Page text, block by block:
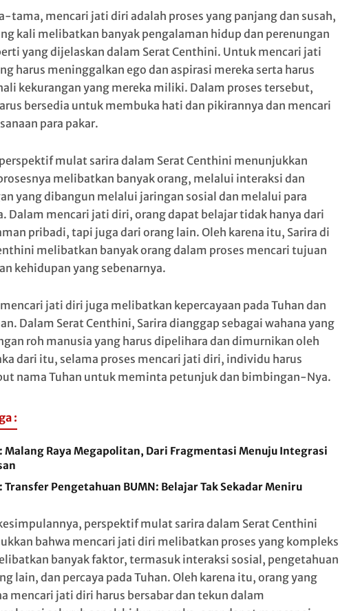
tama, mencari jati diri adalah proses yang panjang dan susah,
kali melibatkan banyak pengalaman hidup dan perenungan
yang dijelaskan dalam Serat Centhini. Untuk mencari jati
harus meninggalkan ego dan aspirasi mereka serta harus
kekurangan yang mereka miliki. Dalam proses tersebut,
bersedia untuk membuka hati dan pikirannya dan mencari
para pakar.
mulat sarira dalam Serat Centhini menunjukkan
melibatkan banyak orang, melalui interaksi dan
yang dibangun melalui jaringan sosial dan melalui para
Dalam mencari jati diri, orang dapat belajar tidak hanya dari
pribadi, tapi juga dari orang lain. Oleh karena itu, Sarira di
melibatkan banyak orang dalam proses mencari tujuan
kehidupan yang sebenarnya.
jati diri juga melibatkan kepercayaan pada Tuhan dan
Dalam Serat Centhini, Sarira dianggap sebagai wahana yang
roh manusia yang harus dipelihara dan dimurnikan oleh
dari itu, selama proses mencari jati diri, individu harus
nama Tuhan untuk meminta petunjuk dan bimbingan-Nya.
:
Malang Raya Megapolitan, Dari Fragmentasi Menuju Integrasi
Transfer Pengetahuan BUMN: Belajar Tak Sekadar Meniru
perspektif mulat sarira dalam Serat Centhini
bahwa mencari jati diri melibatkan proses yang kompleks
banyak faktor, termasuk interaksi sosial, pengetahuan
lain, dan percaya pada Tuhan. Oleh karena itu, orang yang
mencari jati diri harus bersabar dan tekun dalam